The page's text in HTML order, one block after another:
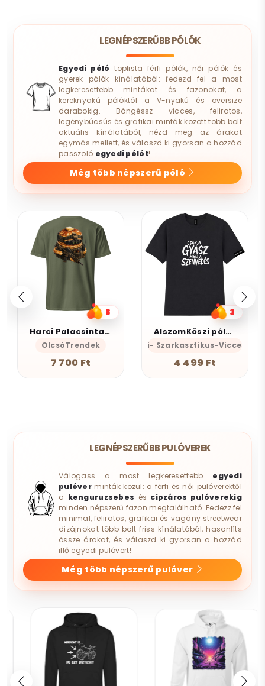
LEGNÉPSZERŰBB PÓLÓK
Egyedi póló toplista férfi pólók, női pólók és
gyerek pólók kínálatából: fedezd fel a most
legkeresettebb mintákat és fazonokat, a
kereknyakú pólóktól a V-nyakú és oversize
darabokig. Böngéssz vicces, feliratos,
legénybúcsús és grafikai minták között több bolt
aktuális kínálatából, nézd meg az árakat
egymás mellett, és válaszd ki gyorsan a hozzád
passzoló egyedi pólót!
Még több népszerű póló
8
Harci Palacsinta - Grafikus Unisex Póló
OlcsóTrendek
7 700 Ft
3
AlszomKöszi póló - Csak a gyász meg a szenvedés
AlszomKöszi- Szarkasztikus-Vicces-
4 499 Ft
LEGNÉPSZERŰBB PULÓVEREK
Válogass a most legkeresettebb egyedi
pulóverminták közül: a férfi és női pulóverektől
a kenguruzsebes és cipzáros pulóverekig
minden népszerű fazon megtalálható. Fedezz fel
minimal, feliratos, grafikai és vagány streetwear
dizájnokat több bolt friss kínálatából, hasonlíts
össze árakat, és válaszd ki gyorsan a hozzád
illő egyedi pulóvert!
Még több népszerű pulóver